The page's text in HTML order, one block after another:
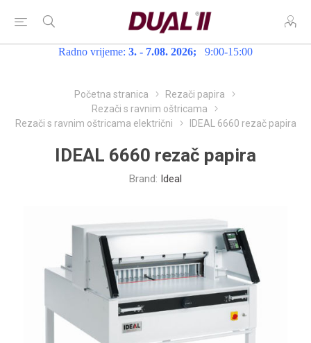
Radno vrijeme: 3. - 7.08. 2026; 9:00-15:00
Početna stranica
Rezači papira
Rezači s ravnim oštricama
Rezači s ravnim oštricama električni
IDEAL 6660 rezač papira
IDEAL 6660 rezač papira
Brand: Ideal